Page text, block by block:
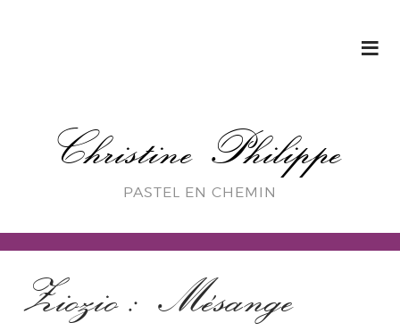
Christine Philippe
PASTEL EN CHEMIN
Ziozio : Mésange